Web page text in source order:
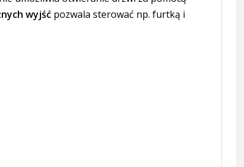
wyjść pozwala sterować np. furtką i